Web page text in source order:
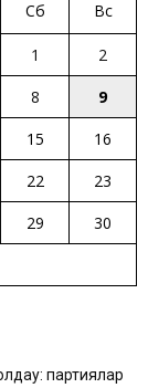
Сб Вс
1
2
8
9
15
16
22
23
29
30
партиялар